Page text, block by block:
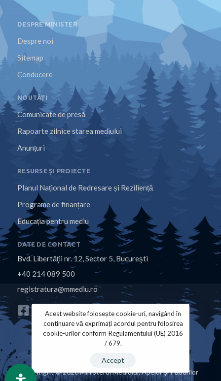
DESPRE MINISTER
Despre noi
Sitemap
Conducere
NOUTĂȚI
Comunicate de presă
Rapoarte zilnice starea mediului
Anunțuri
RESURSE ȘI PROIECTE
Planul Național de Redresare și Reziliență
Programe de finanțare
Educația pentru mediu
DATE DE CONTACT
Bvd. Libertăţii nr. 12, Sector 5, Bucureşti
+40 214 089 500
registratura@mmediu.ro
Copyright © 2026 Ministerul Mediului, Apelor și Pădurilor
Acest website folosește cookie-uri, navigând în
continuare vă exprimați acordul pentru folosirea
cookie-urilor conform Regulamentului (UE) 2016
/ 679.
Accept